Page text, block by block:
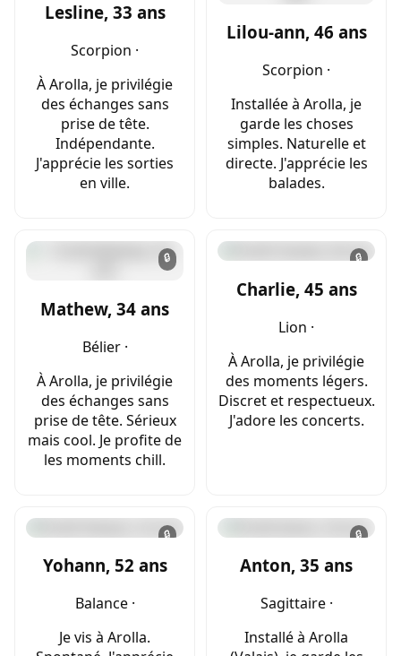
Lesline, 33 ans
Scorpion ·
À Arolla, je privilégie
des échanges sans
prise de tête.
Indépendante.
J'apprécie les sorties
en ville.
Lilou-ann, 46 ans
Scorpion ·
Installée à Arolla, je
garde les choses
simples. Naturelle et
directe. J'apprécie les
balades.
🔒
Mathew, 34 ans
Bélier ·
À Arolla, je privilégie
des échanges sans
prise de tête. Sérieux
mais cool. Je profite de
les moments chill.
🔒
Charlie, 45 ans
Lion ·
À Arolla, je privilégie
des moments légers.
Discret et respectueux.
J'adore les concerts.
🔒
Yohann, 52 ans
Balance ·
Je vis à Arolla.
🔒
Anton, 35 ans
Sagittaire ·
Installé à Arolla